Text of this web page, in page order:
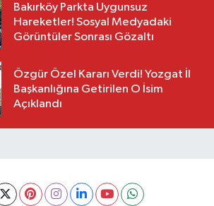
Bakırköy Parkta Uygunsuz
Hareketler! Sosyal Medyadaki
Görüntüler Sonrası Gözaltı
Özgür Özel Kararı Verdi! Yozgat İl
Başkanlığına Getirilen O İsim
Açıklandı